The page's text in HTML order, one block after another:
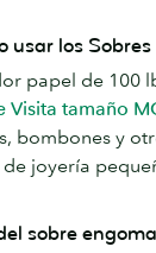
usar los
papel de 100
Visita tamaño
bombones y
joyería
sobre